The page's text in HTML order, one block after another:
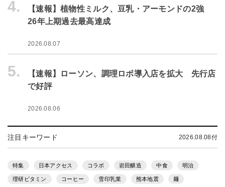
4.
【速報】植物性ミルク、豆乳・アーモンドの2強
26年上期過去最高達成
2026.08.07
5.
【速報】ローソン、調理ロボ導入店を拡大 先行店
で好評
2026.08.06
注目キーワード 2026.08.08付
特集 日本アクセス コラボ 岩田醸造 中食 明治
理研ビタミン コーヒー 雪印乳業 熊本地震 麺